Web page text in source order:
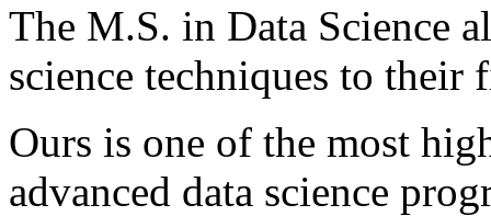
The M.S. in Data Science
science techniques to their
Ours is one of the most
advanced data science